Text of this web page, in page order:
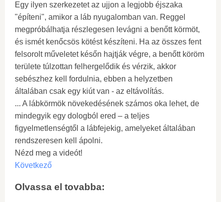
Egy ilyen szerkezetet az ujjon a legjobb éjszaka
"építeni", amikor a láb nyugalomban van. Reggel
megpróbálhatja részlegesen levágni a benőtt körmöt,
és ismét kenőcsös kötést készíteni. Ha az összes fent
felsorolt ​​​​műveletet későn hajtják végre, a benőtt köröm
területe túlzottan felhergelődik és vérzik, akkor
sebészhez kell fordulnia, ebben a helyzetben
általában csak egy kiút van - az eltávolítás.
... A lábkörmök növekedésének számos oka lehet, de
mindegyik egy dologból ered – a teljes
figyelmetlenségtől a lábfejekig, amelyeket általában
rendszeresen kell ápolni.
Nézd meg a videót!
Következő
Olvassa el tovabba: